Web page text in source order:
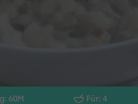
60M Für: 4